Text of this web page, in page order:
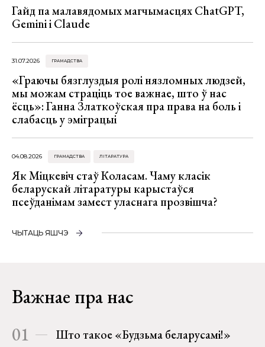
Гайд па малавядомых магчымасцях ChatGPT,
Gemini і Claude
31.07.2026 ГРАМАДСТВА
«Граючы бязглуздыя ролі нязломных людзей,
мы можам страціць тое важнае, што ў нас
ёсць»: Ганна Златкоўская пра права на боль і
слабасць у эміграцыі
04.08.2026 ГРАМАДСТВА ЛІТАРАТУРА
Як Міцкевіч стаў Коласам. Чаму класік
беларускай літаратуры карыстаўся
псеўданімам замест уласнага прозвішча?
ЧЫТАЦЬ ЯШЧЭ
Важнае пра нас
01 Што такое «Будзьма беларусамі!»